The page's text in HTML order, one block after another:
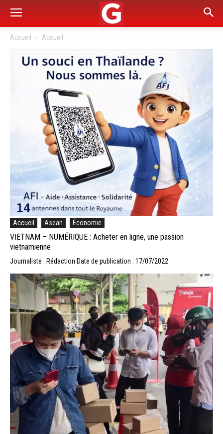
Accueil Accueil
Accueil Asean Économie
VIETNAM – NUMÉRIQUE : Acheter en ligne, une passion
vietnamienne
Journaliste : Rédaction Date de publication : 17/07/2022